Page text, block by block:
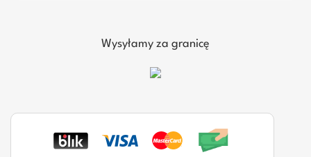
Wysyłamy za granicę